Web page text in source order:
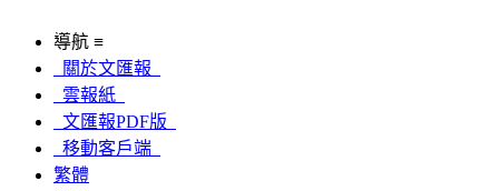
導航 ≡
關於文匯報
雲報紙
文匯報PDF版
移動客戶端
繁體